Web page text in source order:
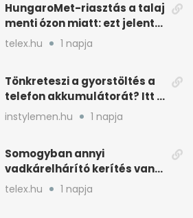
HungaroMet-riasztás a talaj
menti ózon miatt: ezt jelenti
a gyakorlatban
telex.hu 1 napja
Tönkreteszi a gyorstöltés a
telefon akkumulátorát? Itt a
válasz
instylemen.hu 1 napja
Somogyban annyi
vadkárelhárító kerítés van,
kétszer körbeérné az
telex.hu 1 napja